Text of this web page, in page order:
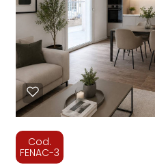
Cod.
FENAC-3